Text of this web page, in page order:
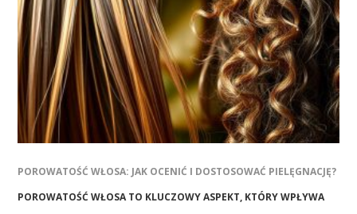
POROWATOŚĆ WŁOSA: JAK OCENIĆ I DOSTOSOWAĆ PIELĘGNACJĘ?
POROWATOŚĆ WŁOSA TO KLUCZOWY ASPEKT, KTÓRY WPŁYWA